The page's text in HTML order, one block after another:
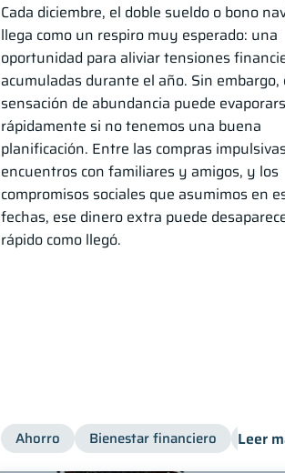
Cada diciembre, el doble sueldo o bono
llega como un respiro muy esperado: una
oportunidad para aliviar tensiones
acumuladas durante el año. Sin embargo,
sensación de abundancia puede
rápidamente si no tenemos una buena
planificación. Entre las compras
encuentros con familiares y amigos, y los
compromisos sociales que asumimos en
fechas, ese dinero extra puede
rápido como llegó.
Ahorro Bienestar financiero Leer